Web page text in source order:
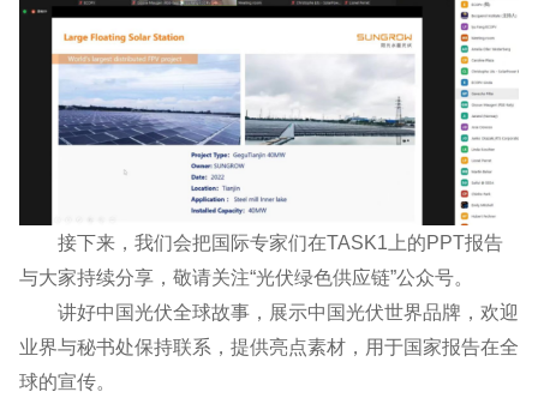
接下来，我们会把国际专家们在TASK1上的PPT报告
与大家持续分享，敬请关注“光伏绿色供应链”公众号。
讲好中国光伏全球故事，展示中国光伏世界品牌，欢迎
业界与秘书处保持联系，提供亮点素材，用于国家报告在全
球的宣传。